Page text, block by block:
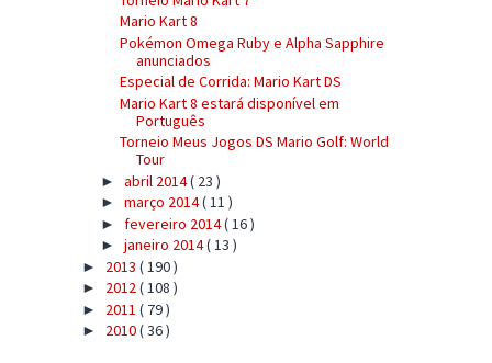
Mario Kart 8
Pokémon Omega Ruby e Alpha Sapphire
anunciados
Especial de Corrida: Mario Kart DS
Mario Kart 8 estará disponível em
Português
Torneio Meus Jogos DS Mario Golf: World
Tour
► abril 2014( 23 )
► março 2014( 11 )
► fevereiro 2014( 16 )
► janeiro 2014( 13 )
► 2013 ( 190 )
► 2012( 108 )
► 2011 ( 79 )
► 2010( 36 )